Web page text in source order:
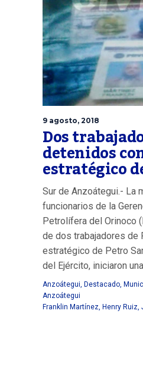
9 agosto, 2018
Dos
detenidos
estratégico
Sur de Anzoátegui.- La
funcionarios de la
Petrolífera del Orinoco
de dos trabajadores de
estratégico de Petro
del Ejército, iniciaron
Anzoátegui Destacado
Anzoátegui
Franklin Martínez Henry Ruiz